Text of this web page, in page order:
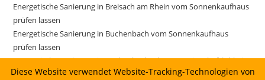
Energetische Sanierung in Breisach am Rhein vom Sonnenkaufhaus
prüfen lassen
Energetische Sanierung in Buchenbach vom Sonnenkaufhaus
prüfen lassen
Energetische Sanierung in Buchenbach: Planung, Wirtschaftlichkeit
und Umsetzung
Diese Website verwendet Website-Tracking-Technologien von